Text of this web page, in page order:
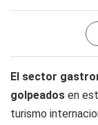
El sector
golpeados en
turismo